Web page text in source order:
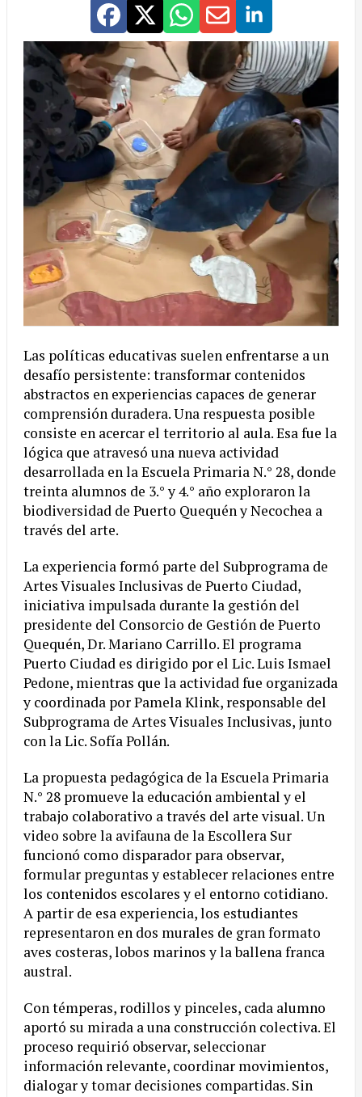
Las políticas educativas suelen enfrentarse a un
desafío persistente: transformar contenidos
abstractos en experiencias capaces de generar
comprensión duradera. Una respuesta posible
consiste en acercar el territorio al aula. Esa fue la
lógica que atravesó una nueva actividad
desarrollada en la Escuela Primaria N.° 28, donde
treinta alumnos de 3.° y 4.° año exploraron la
biodiversidad de Puerto Quequén y Necochea a
través del arte.
La experiencia formó parte del Subprograma de
Artes Visuales Inclusivas de Puerto Ciudad,
iniciativa impulsada durante la gestión del
presidente del Consorcio de Gestión de Puerto
Quequén, Dr. Mariano Carrillo. El programa
Puerto Ciudad es dirigido por el Lic. Luis Ismael
Pedone, mientras que la actividad fue organizada
y coordinada por Pamela Klink, responsable del
Subprograma de Artes Visuales Inclusivas, junto
con la Lic. Sofía Pollán.
La propuesta pedagógica de la Escuela Primaria
N.° 28 promueve la educación ambiental y el
trabajo colaborativo a través del arte visual. Un
video sobre la avifauna de la Escollera Sur
funcionó como disparador para observar,
formular preguntas y establecer relaciones entre
los contenidos escolares y el entorno cotidiano.
A partir de esa experiencia, los estudiantes
representaron en dos murales de gran formato
aves costeras, lobos marinos y la ballena franca
austral.
Con témperas, rodillos y pinceles, cada alumno
aportó su mirada a una construcción colectiva. El
proceso requirió observar, seleccionar
información relevante, coordinar movimientos,
dialogar y tomar decisiones compartidas. Sin